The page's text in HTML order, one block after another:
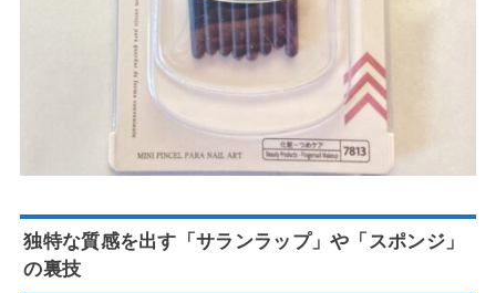
独特な質感を出す「サランラップ」や「スポンジ」
の裏技